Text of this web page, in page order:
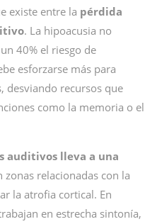
existe entre la pérdida
. La hipoacusia no
40% el riesgo de
esforzarse más para
desviando recursos que
como la memoria o el
auditivos lleva a una
zonas relacionadas con la
la atrofia cortical. En
en estrecha sintonía,